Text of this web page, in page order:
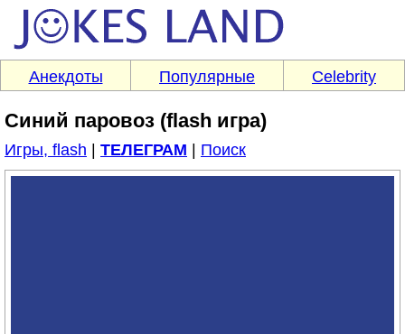
Анекдоты Популярные Celebrity
Синий паровоз (flash игра)
Игры, flash ТЕЛЕГРАМ Поиск